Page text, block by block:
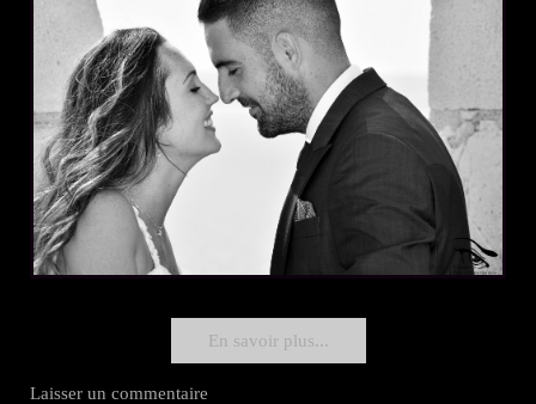
En savoir plus...
Laisser un commentaire